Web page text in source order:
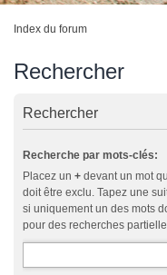
Index du forum
Rechercher
Rechercher
Recherche par mots-clés:
Placez un + devant un mot
doit être exclu. Tapez une
si uniquement un des mots
pour des recherches